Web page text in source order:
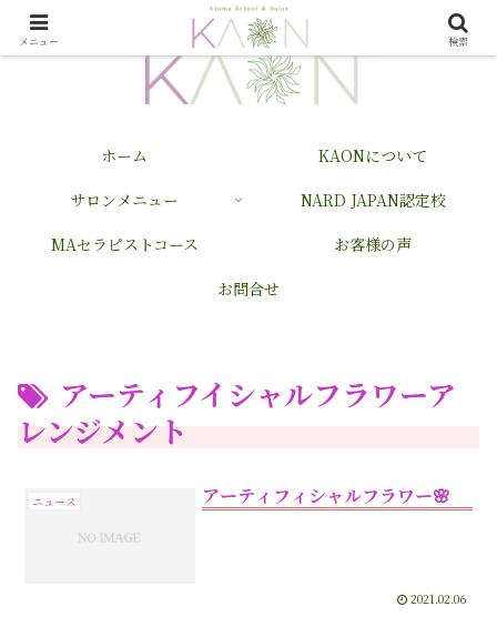
ホーム
KAONについて
サロンメニュー
NARD JAPAN認定校
MAセラピストコース
お客様の声
お問合せ
アーティフイシャルフラワーア
レンジメント
ニュース アーティフィシャルフラワー🌸
2021.02.06
メニュー 検索